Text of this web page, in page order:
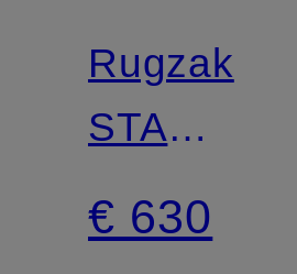
Rugzak
STARK
MEDIUM
€ 630